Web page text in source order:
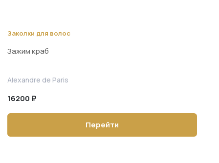
Заколки для волос
Зажим краб
Alexandre de Paris
16200 ₽
Перейти